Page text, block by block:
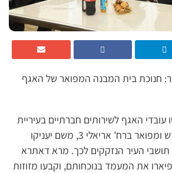
חנוכת בית המבנה המפואר של האגף
האגף לשירותים חברתיים בעיריית
ביתר עילית למבנה חדש ומפואר ברח’ אריאלי 3, משם יעניקו
תושבי העיר הנזקקים לכך. מרא דאתרא
את המעמד בנוכחותם, וקבעו מזוזות